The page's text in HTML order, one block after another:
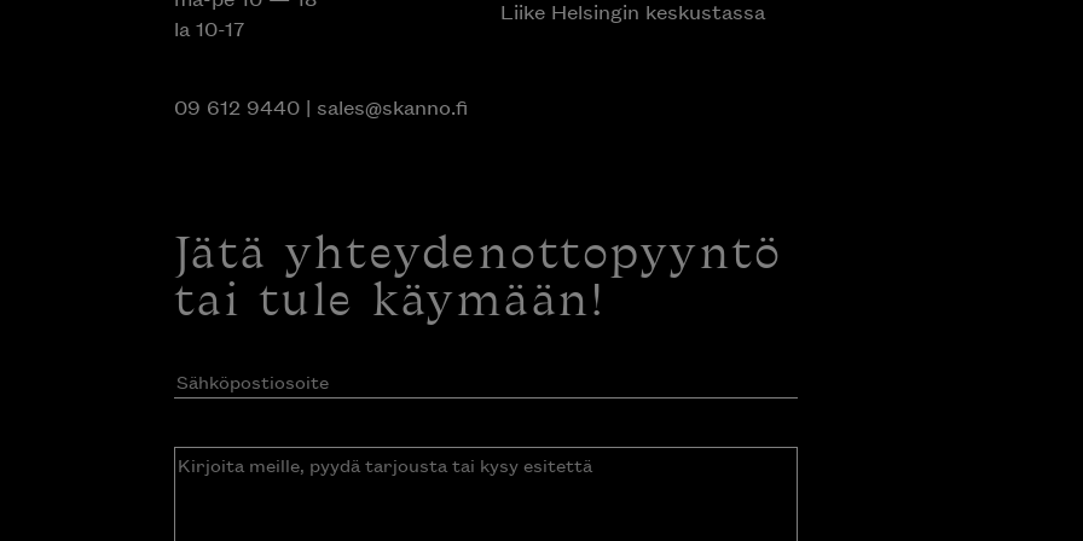
la 10-17
09 612 9440| sales@skanno.fi
Liike Helsingin keskustassa
Jätä yhteydenottopyyntö
tai tule käymään!
Sähköpostiosoite(Pakollinen)
Kirjoita